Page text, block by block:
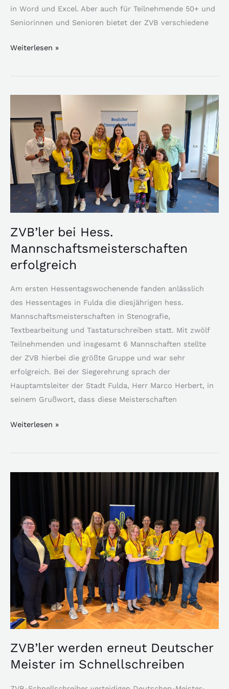
in Word und Excel. Aber auch für Teilnehmende 50+ und
Seniorinnen und Senioren bietet der ZVB verschiedene
Weiterlesen »
ZVB’ler bei Hess.
Mannschaftsmeisterschaften
erfolgreich
Am ersten Hessentagswochenende fanden anlässlich
des Hessentages in Fulda die diesjährigen hess.
Mannschaftsmeisterschaften in Stenografie,
Textbearbeitung und Tastaturschreiben statt. Mit zwölf
Teilnehmenden und insgesamt 6 Mannschaften stellte
der ZVB hierbei die größte Gruppe und war sehr
erfolgreich. Bei der Siegerehrung sprach der
Hauptamtsleiter der Stadt Fulda, Herr Marco Herbert, in
seinem Grußwort, dass diese Meisterschaften
Hess.
Mannschaftsmeisterschaften
erfolgreich
Weiterlesen »
ZVB’ler werden erneut Deutscher
Meister im Schnellschreiben
Deutscher
Meister
Schnellschreiben